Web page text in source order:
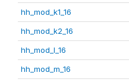
hh_mod_k1_16
hh_mod_k2_16
hh_mod_l_16
hh_mod_m_16